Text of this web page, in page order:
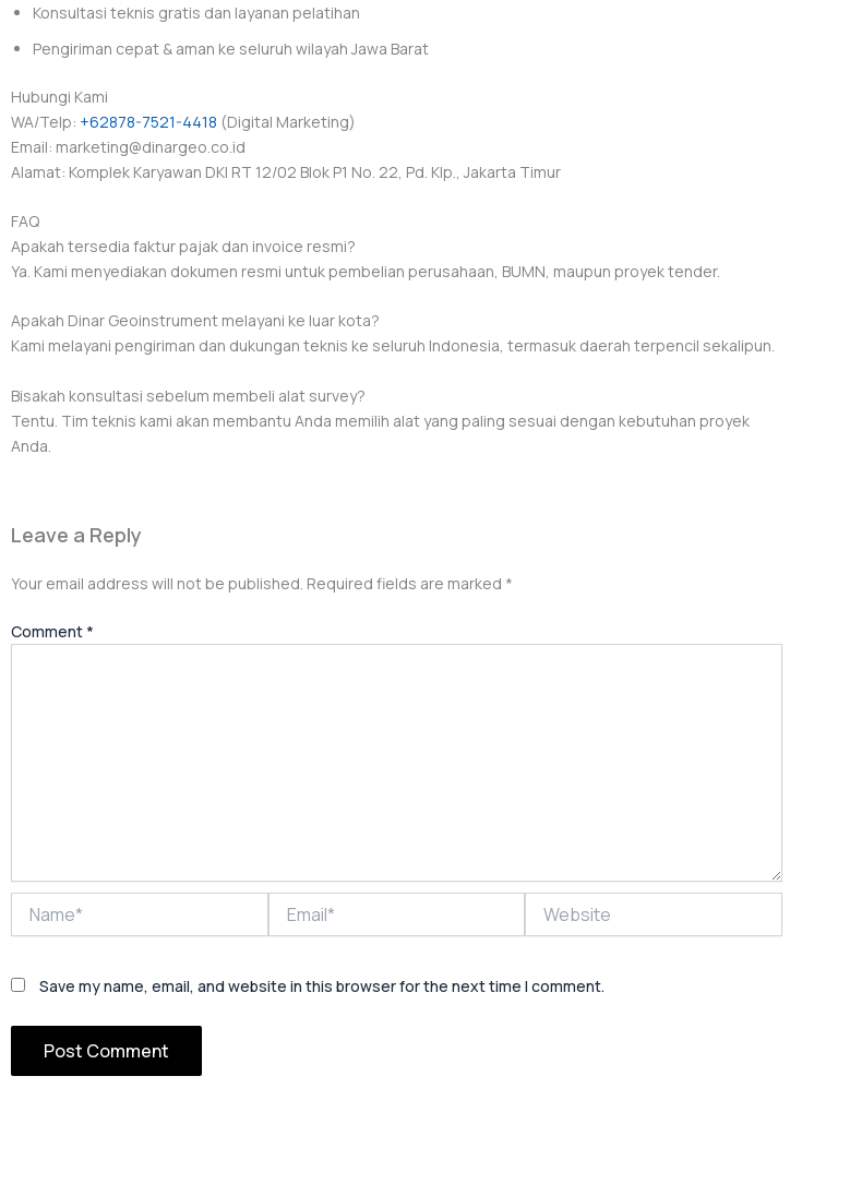
Konsultasi teknis gratis dan layanan pelatihan
Pengiriman cepat & aman ke seluruh wilayah Jawa Barat
Hubungi Kami
WA/Telp: +62878-7521-4418 (Digital Marketing)
Email: marketing@dinargeo.co.id
Alamat: Komplek Karyawan DKI RT 12/02 Blok P1 No. 22, Pd. Klp., Jakarta Timur
FAQ
Apakah tersedia faktur pajak dan invoice resmi?
Ya. Kami menyediakan dokumen resmi untuk pembelian perusahaan, BUMN, maupun proyek tender.
Apakah Dinar Geoinstrument melayani ke luar kota?
Kami melayani pengiriman dan dukungan teknis ke seluruh Indonesia, termasuk daerah terpencil sekalipun.
Bisakah konsultasi sebelum membeli alat survey?
Tentu. Tim teknis kami akan membantu Anda memilih alat yang paling sesuai dengan kebutuhan proyek
Anda.
Leave a Reply
Your email address will not be published. Required fields are marked *
Comment *
Save my name, email, and website in this browser for the next time I comment.